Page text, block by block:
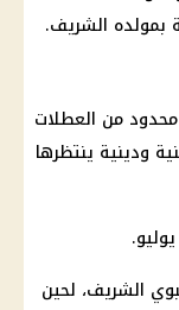
بمولده الشريف.
من العطلات
وطنية ودينية ينتظرها
المولد النبوي الشريف، لحين